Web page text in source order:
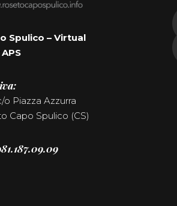
Spulico – Virtual
o Piazza Azzurra
Capo Spulico (CS)